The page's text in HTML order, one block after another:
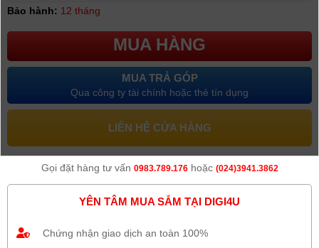
Bảo hành: 12 tháng
MUA HÀNG
MUA TRẢ GÓP
Qua công ty tài chính hoặc thẻ tín dụng
LIÊN HỆ CỬA HÀNG
Gọi đặt hàng tư vấn 0983.789.176hoặc (024)3941.3862
YÊN TÂM MUA SẮM TẠI DIGI4U
Chứng nhận giao dịch an toàn 100%